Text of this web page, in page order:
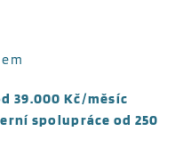
39.000 Kč/měsíc
spolupráce od 250